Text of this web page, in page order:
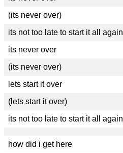
(its never over)
its not too late to start it all again
its never over
(its never over)
lets start it over
(lets start it over)
its not too late to start it all again
how did i get here